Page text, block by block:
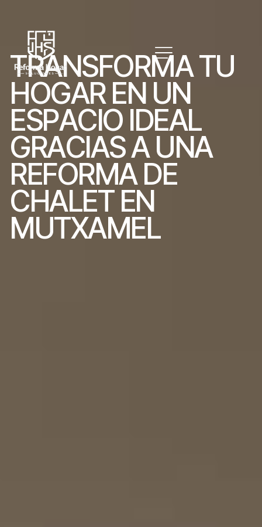
TRANSFORMATU
HOGAR EN UN
ESPACIO IDEAL
GRACIASA UNA
REFORMA DE
CHALET EN
MUTXAMEL